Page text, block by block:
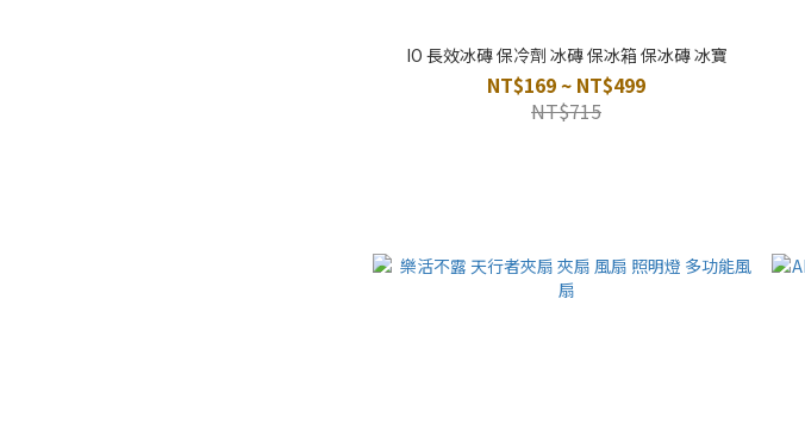
IO 長效冰磚 保冷劑 冰磚 保冰箱 保冰磚 冰寶
NT$169 ~ NT$499
NT$715